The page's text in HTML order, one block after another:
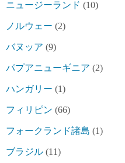
ニュージーランド (10)
ノルウェー (2)
バヌッア (9)
パプアニューギニア (2)
ハンガリー (1)
フィリピン (66)
フォークランド諸島 (1)
ブラジル (11)